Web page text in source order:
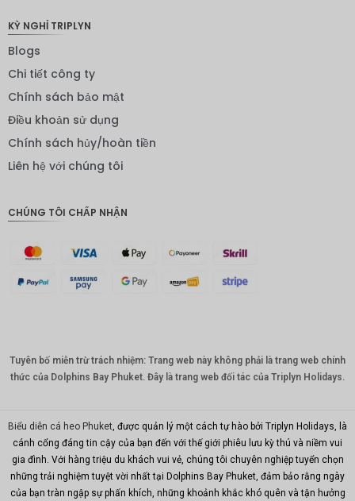
IDR
CHF
CAD
Nhân
dân tệ
MYR
PHP
Hồng
KỲ NGHỈ TRIPLYN
Blogs
Chi tiết công ty
Chính sách bảo mật
Điều khoản sử dụng
Chính sách hủy/hoàn tiền
Liên hệ với chúng tôi
CHÚNG TÔI CHẤP NHẬN
Tuyên bố miễn trừ trách nhiệm: Trang web này không phải là trang web chính
thức của Dolphins Bay Phuket. Đây là trang web đối tác của Triplyn Holidays.
Biểu diễn cá heo Phuket , được quản lý một cách tự hào bởi Triplyn Holidays, là
cánh cổng đáng tin cậy của bạn đến với thế giới phiêu lưu kỳ thú và niềm vui
gia đình. Với hàng triệu du khách vui vẻ, chúng tôi chuyên nghiệp tuyển chọn
những trải nghiệm tuyệt vời nhất tại Dolphins Bay Phuket, đảm bảo rằng ngày
của bạn tràn ngập sự phấn khích, những khoảnh khắc khó quên và tận hưởng